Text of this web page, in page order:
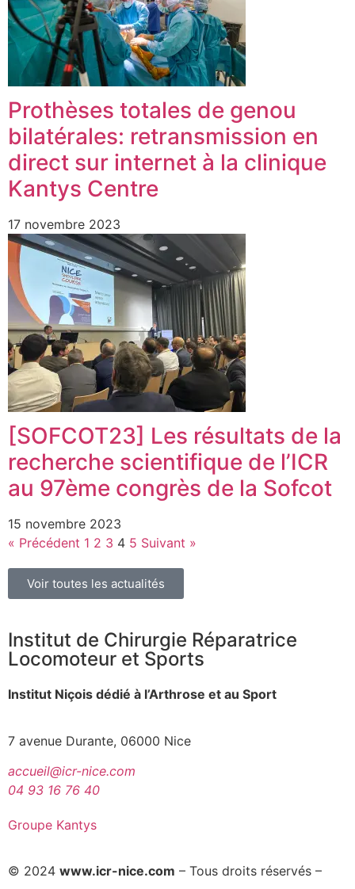
Prothèses totales de genou
bilatérales: retransmission en
direct sur internet à la clinique
Kantys Centre
17 novembre 2023
[SOFCOT23] Les résultats de la
recherche scientifique de l’ICR
au 97ème congrès de la Sofcot
15 novembre 2023
« Précédent 1 2 3 4 5 Suivant »
Voir toutes les actualités
Institut de Chirurgie Réparatrice
Locomoteur et Sports
Institut Niçois dédié à l’Arthrose et au Sport
7 avenue Durante, 06000 Nice
accueil@icr-nice.com
04 93 16 76 40
Groupe Kantys
© 2024 www.icr-nice.com – Tous droits réservés –